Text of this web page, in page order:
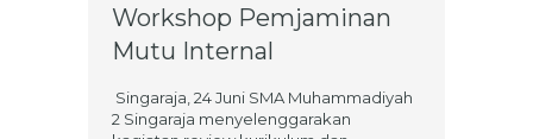
Workshop Pemjaminan
Mutu Internal
Singaraja, 24 Juni SMA Muhammadiyah
2 Singaraja menyelenggarakan